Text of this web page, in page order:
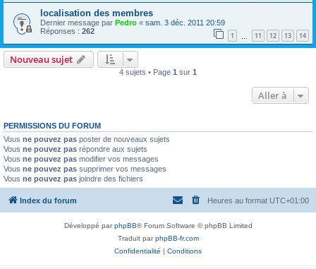
localisation des membres
Dernier message par Pedro « sam. 3 déc. 2011 20:59
Réponses : 262 1 11 12 13 14
Nouveau sujet
4 sujets • Page 1 sur 1
Aller à
PERMISSIONS DU FORUM
Vous ne pouvez pas poster de nouveaux sujets
Vous ne pouvez pas répondre aux sujets
Vous ne pouvez pas modifier vos messages
Vous ne pouvez pas supprimer vos messages
Vous ne pouvez pas joindre des fichiers
Index du forum Heures au format UTC+01:00
Développé parphpBB® Forum Software © phpBB Limited
Traduit parphpBB-fr.com
Confidentialité | Conditions